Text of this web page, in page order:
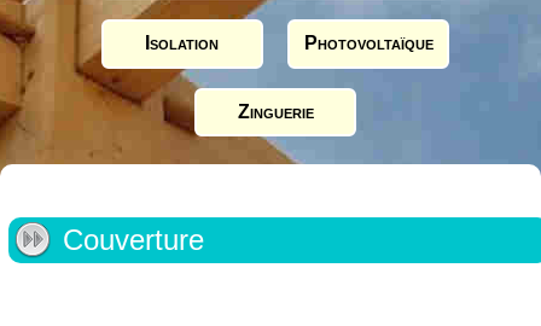
Isolation Photovoltaïque
Zinguerie
Couverture